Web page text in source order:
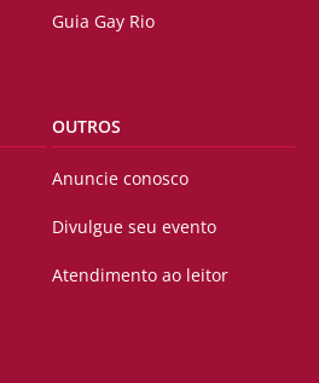
Guia Gay Rio
OUTROS
Anuncie conosco
Divulgue seu evento
Atendimento ao leitor